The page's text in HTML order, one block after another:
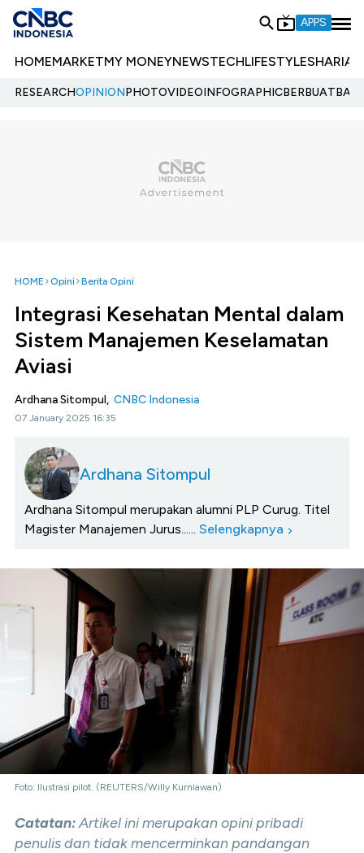
APPS
HOMEMARKETMY MONEYNEWSTECHLIFESTYLESHARIA
RESEARCHOPINIONPHOTOVIDEOINFOGRAPHIC
HOME Opini Berita Opini
Integrasi Kesehatan Mental dalam
Sistem Manajemen Keselamatan
Aviasi
Ardhana Sitompul, CNBC Indonesia
07 January 2025 16:35
Ardhana Sitompul
Ardhana Sitompul merupakan alumni PLP Curug. Titel
Magister Manajemen Jurus...... Selengkapnya
Foto: Ilustrasi pilot. (REUTERS/Willy Kurniawan)
Catatan:Artikel ini merupakan opini pribadi
penulis dan tidak mencerminkan pandangan